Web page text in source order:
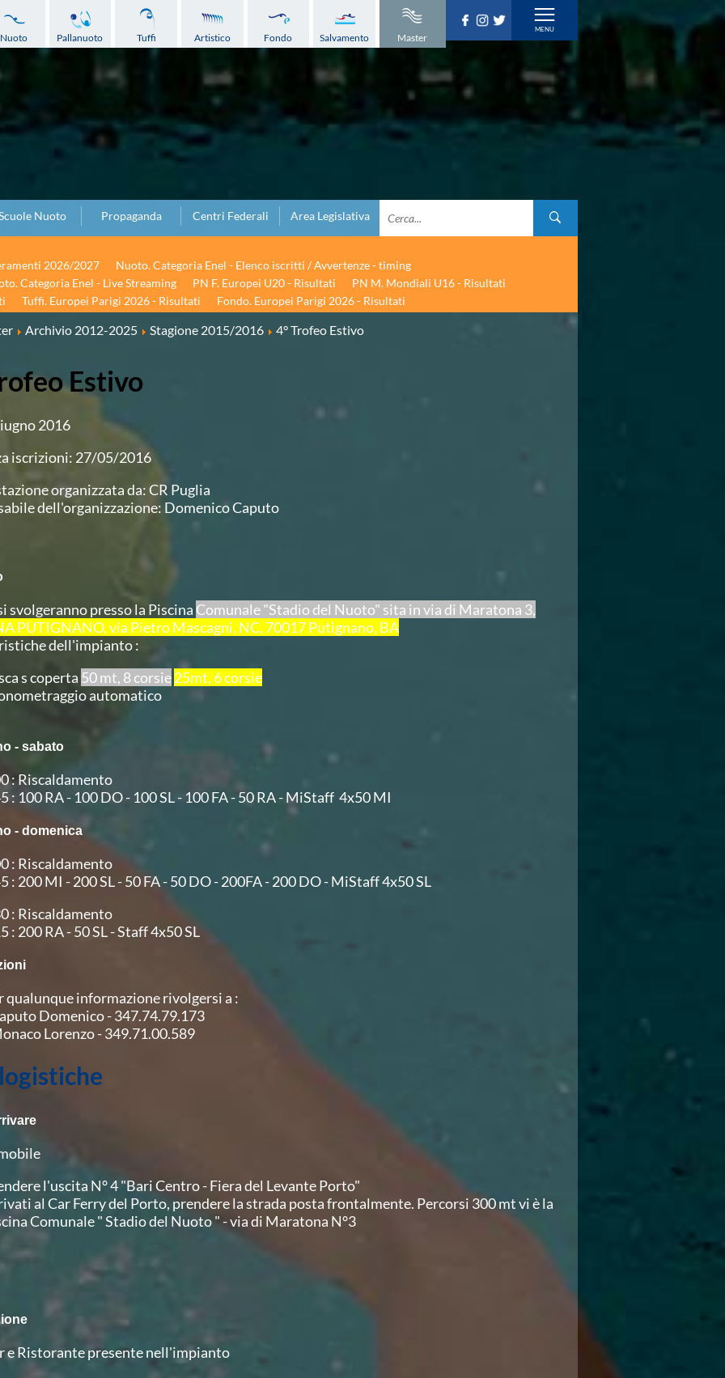
Nuoto Pallanuoto Tuffi Artistico Fondo Salvamento Master
Nuoto Propaganda Centri Federali Area Legislativa
2026/2027
Nuoto. Categoria Enel - Elenco iscritti / Avvertenze - timing
Categoria Enel - Live Streaming PN F. Europei U20 - Risultati
PN M. Mondiali U16 - Risultati
Tuffi. Europei Parigi 2026 - Risultati Fondo. Europei Parigi 2026 - Risultati
Archivio 2012-2025 Stagione 2015/2016 4° Trofeo Estivo
Estivo
2016
iscrizioni: 27/05/2016
organizzata da: CR Puglia
dell'organizzazione: Domenico Caputo
svolgeranno presso la Piscina Comunale "Stadio del Nuoto" sita in via di Maratona 3,
PUTIGNANO, via Pietro Mascagni, NC, 70017 Putignano, BA
dell'impianto :
s coperta 50 mt, 8 corsie25mt, 6 corsie
automatico
- sabato
: Riscaldamento
: 100 RA - 100 DO - 100 SL - 100 FA - 50 RA - MiStaff 4x50 MI
- domenica
: Riscaldamento
: 200 MI - 200 SL - 50 FA - 50 DO - 200FA - 200 DO - MiStaff 4x50 SL
: Riscaldamento
: 200 RA - 50 SL - Staff 4x50 SL
qualunque informazione rivolgersi a :
Domenico - 347.74.79.173
Lorenzo - 349.71.00.589
l'uscita N° 4 "Bari Centro - Fiera del Levante Porto"
al Car Ferry del Porto, prendere la strada posta frontalmente. Percorsi 300 mt vi è la
Comunale " Stadio del Nuoto " - via di Maratona N°3
e Ristorante presente nell'impianto